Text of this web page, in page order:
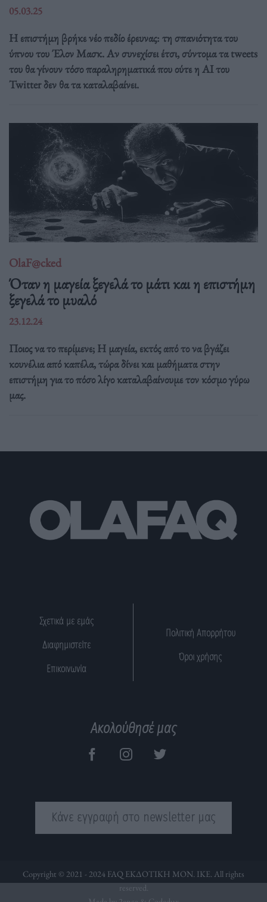
05.03.25
Η επιστήμη βρήκε νέο πεδίο έρευνας: τη σπανιότητα του
ύπνου του Έλον Μασκ. Αν συνεχίσει έτσι, σύντομα τα tweets
του θα γίνουν τόσο παραληρηματικά που ούτε η AI του
Twitter δεν θα τα καταλαβαίνει.
OlaF@cked
Όταν η μαγεία ξεγελά το μάτι και η επιστήμη
ξεγελά το μυαλό
23.12.24
Ποιος να το περίμενε; Η μαγεία, εκτός από το να βγάζει
κουνέλια από καπέλα, τώρα δίνει και μαθήματα στην
επιστήμη για το πόσο λίγο καταλαβαίνουμε τον κόσμο γύρω
μας.
Σχετικά με εμάς
Διαφημιστείτε
Επικοινωνία
Πολιτική Απορρήτου
Όροι χρήσης
Ακολούθησέ μας
Κάνε εγγραφή στο newsletter μας
Copyright © 2021 - 2024 FAQ ΕΚΔΟΤΙΚΗ ΜΟΝ. ΙΚΕ. All rights
reserved.